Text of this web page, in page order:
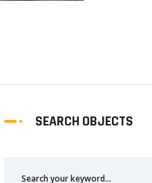
SEARCH OBJECTS